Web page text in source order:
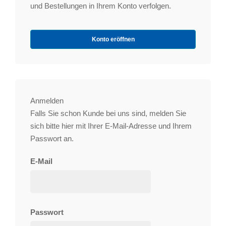
und Bestellungen in Ihrem Konto verfolgen.
Konto eröffnen
Anmelden
Falls Sie schon Kunde bei uns sind, melden Sie
sich bitte hier mit Ihrer E-Mail-Adresse und Ihrem
Passwort an.
E-Mail
Passwort